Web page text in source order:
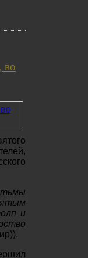
во
тьмы
и